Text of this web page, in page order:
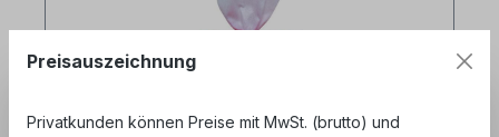
Preisauszeichnung
Privatkunden können Preise mit MwSt. (brutto) und